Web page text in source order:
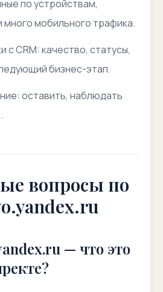
по устройствам,
много мобильного трафика.
с CRM: качество, статусы,
бизнес-этап.
оставить, наблюдать
вопросы по
— что это